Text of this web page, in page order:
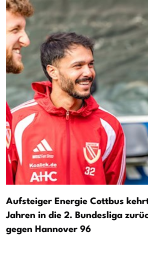
Aufsteiger Energie Cottbus
Jahren in die 2. Bundesliga
gegen Hannover 96